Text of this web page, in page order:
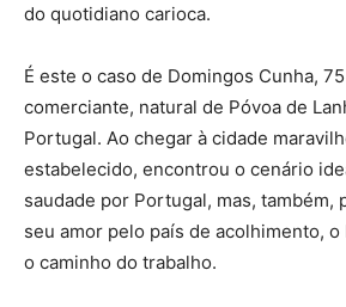
do quotidiano carioca.
É este o caso de Domingos Cunha,
comerciante, natural de Póvoa de
Portugal. Ao chegar à cidade
estabelecido, encontrou o cenário
saudade por Portugal, mas, também,
seu amor pelo país de acolhimento,
o caminho do trabalho.